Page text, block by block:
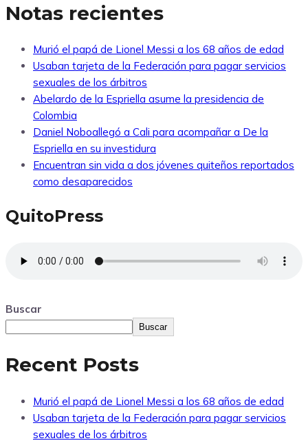
Notas recientes
Murió el papá de Lionel Messi a los 68 años de edad
Usaban tarjeta de la Federación para pagar servicios
sexuales de los árbitros
Abelardo de la Espriella asume la presidencia de
Colombia
Daniel Noboallegó a Cali para acompañar a De la
Espriella en su investidura
Encuentran sin vida a dos jóvenes quiteños reportados
como desaparecidos
QuitoPress
Buscar
Buscar
Recent Posts
Murió el papá de Lionel Messi a los 68 años de edad
Usaban tarjeta de la Federación para pagar servicios
sexuales de los árbitros